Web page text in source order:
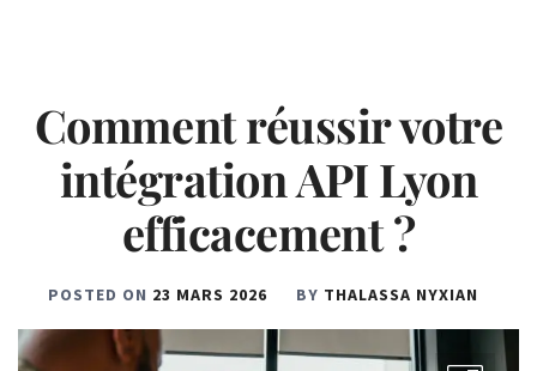
Comment réussir votre
intégration API Lyon
efficacement ?
POSTED ON 23 MARS 2026 BY THALASSA NYXIAN